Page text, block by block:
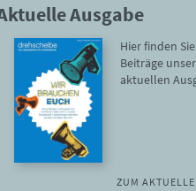
Ausgabe
Hier finden
Beiträge
aktuellen
ZUM